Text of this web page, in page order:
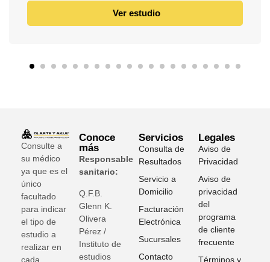
Ver estudio
Consulte a
su médico
ya que es el
único
facultado
para indicar
el tipo de
estudio a
realizar en
cada
Conoce
más
Responsable
sanitario:
Q.F.B.
Glenn K
Olivera
Pérez /
Instituto de
estudios
Servicios
Consulta de
Resultados
Servicio a
Domicilio
Facturación
Electrónica
Sucursales
Contacto
Legales
Aviso de
Privacidad
Aviso de
privacidad
del
programa
de cliente
frecuente
Términos y